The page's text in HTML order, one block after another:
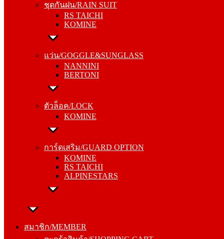
ชุดกันฝน/RAIN SUIT
RS TAICHI
KOMINE
แว่น/GOGGLE&SUNGLASS
NANNINI
BERTONI
ตัวล็อค/LOCK
KOMINE
การ์ดเสริม/GUARD OPTION
KOMINE
RS TAICHI
ALPINESTARS
สมาชิก/MEMBER
KOMINE
แว่น/GOGGLE&SUNGLASS
BERTONI
ตัวล็อค/LOCK
การ์ดเสริม/GUARD OPTION
RS TAICHI
ALPINESTARS
สมาชิก/MEMBER
ตรวจสอบคำสั่งซื้อ/CHECK ORDER